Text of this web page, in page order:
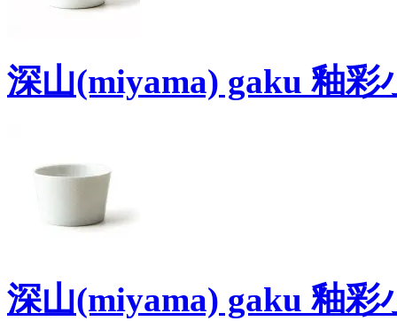
深山(miyama) gaku 釉彩
深山(miyama) gaku 釉彩